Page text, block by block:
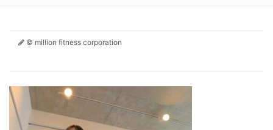
© million fitness corporation